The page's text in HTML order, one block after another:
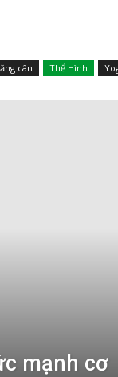
cân Thể Hình
mạnh cơ